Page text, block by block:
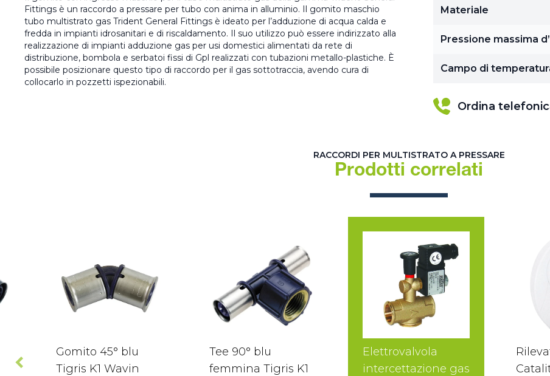
Fittings è un raccordo a pressare per tubo con anima in alluminio. Il gomito maschio
tubo multistrato gas Trident General Fittings è ideato per l’adduzione di acqua calda e
fredda in impianti idrosanitari e di riscaldamento. Il suo utilizzo può essere indirizzato alla
realizzazione di impianti adduzione gas per usi domestici alimentati da rete di
distribuzione, bombola e serbatoi fissi di Gpl realizzati con tubazioni metallo-plastiche. È
possibile posizionare questo tipo di raccordo per il gas sottotraccia, avendo cura di
collocarlo in pozzetti ispezionabili.
Materiale
Pressione massima
Campo di
Ordina
RACCORDI PER MULTISTRATO A PRESSARE
Prodotti correlati
Gomito 45° blu
Tigris K1 Wavin
Tee 90° blu
femmina Tigris K1
Elettrovalvola
intercettazione gas